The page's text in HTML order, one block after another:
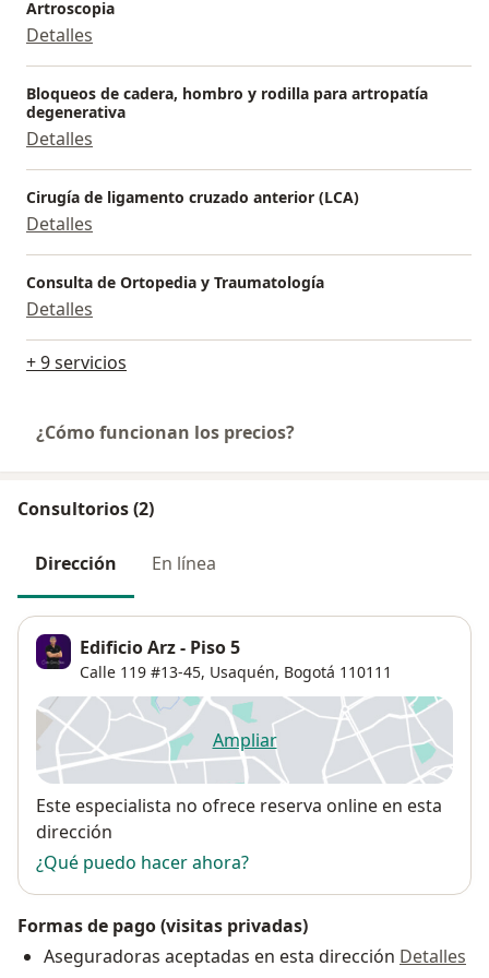
Artroscopia
Detalles
Bloqueos de cadera, hombro y rodilla para artropatía
degenerativa
Detalles
Cirugía de ligamento cruzado anterior (LCA)
Detalles
Consulta de Ortopedia y Traumatología
Detalles
+ 9 servicios
¿Cómo funcionan los precios?
Consultorios (2)
Dirección En línea
Edificio Arz - Piso 5
Calle 119 #13-45, Usaquén, Bogotá 110111
Ampliarse abre en una nueva
Disponibilidad
Este especialista no ofrece reserva online en esta
dirección
¿Qué puedo hacer ahora?
Formas de pago (visitas privadas)
Aseguradoras aceptadas en esta dirección Detalles